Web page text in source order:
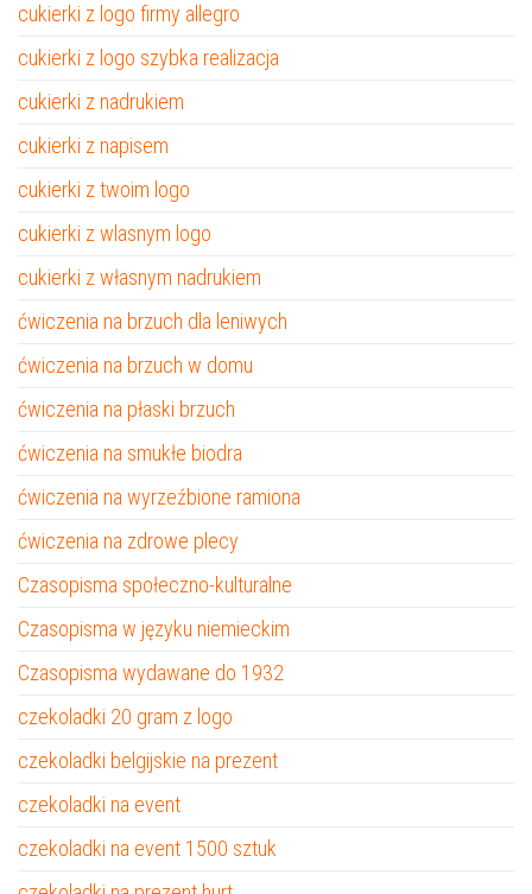
cukierki z logo firmy allegro
cukierki z logo szybka realizacja
cukierki z nadrukiem
cukierki z napisem
cukierki z twoim logo
cukierki z wlasnym logo
cukierki z własnym nadrukiem
ćwiczenia na brzuch dla leniwych
ćwiczenia na brzuch w domu
ćwiczenia na płaski brzuch
ćwiczenia na smukłe biodra
ćwiczenia na wyrzeźbione ramiona
ćwiczenia na zdrowe plecy
Czasopisma społeczno-kulturalne
Czasopisma w języku niemieckim
Czasopisma wydawane do 1932
czekoladki 20 gram z logo
czekoladki belgijskie na prezent
czekoladki na event
czekoladki na event 1500 sztuk